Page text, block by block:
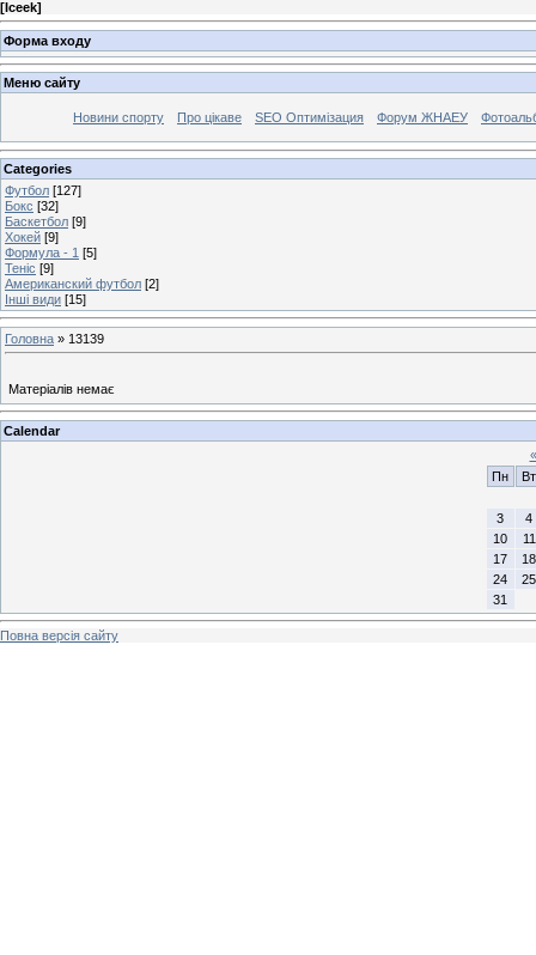
[Iceek]
Форма входу
Меню сайту
Новини спорту Про цікаве SEO Оптимізация Форум ЖНАЕУ
Categories
Футбол [127]
Бокс [32]
Баскетбол [9]
Хокей [9]
Формула - 1 [5]
Теніс [9]
Американский футбол [2]
Інші види [15]
Головна » 13139
Матеріалів немає
Calendar
«
Пн
Вт
3
4
10
11
17
18
24
25
31
Повна версія сайту